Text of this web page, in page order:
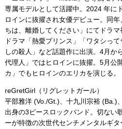
専属モデルとして活躍中。2024 年に
ロインに抜擢され女優デビュー。同
ちは、離婚してください」にてドラ
ドラマ「熱愛プリンス」「ワタシっ
しの殺人」など話題作に出演。4月か
代理人」ではヒロインに抜擢。5月公
カ」でもヒロインのエリカを演じる。
reGretGirl（リグレットガール）
平部雅洋 (Vo./Gt.)、十九川宗裕 (Ba.)
出身の3ピースロックバンド。切ない
ーが特徴の次世代センチメンタルギ